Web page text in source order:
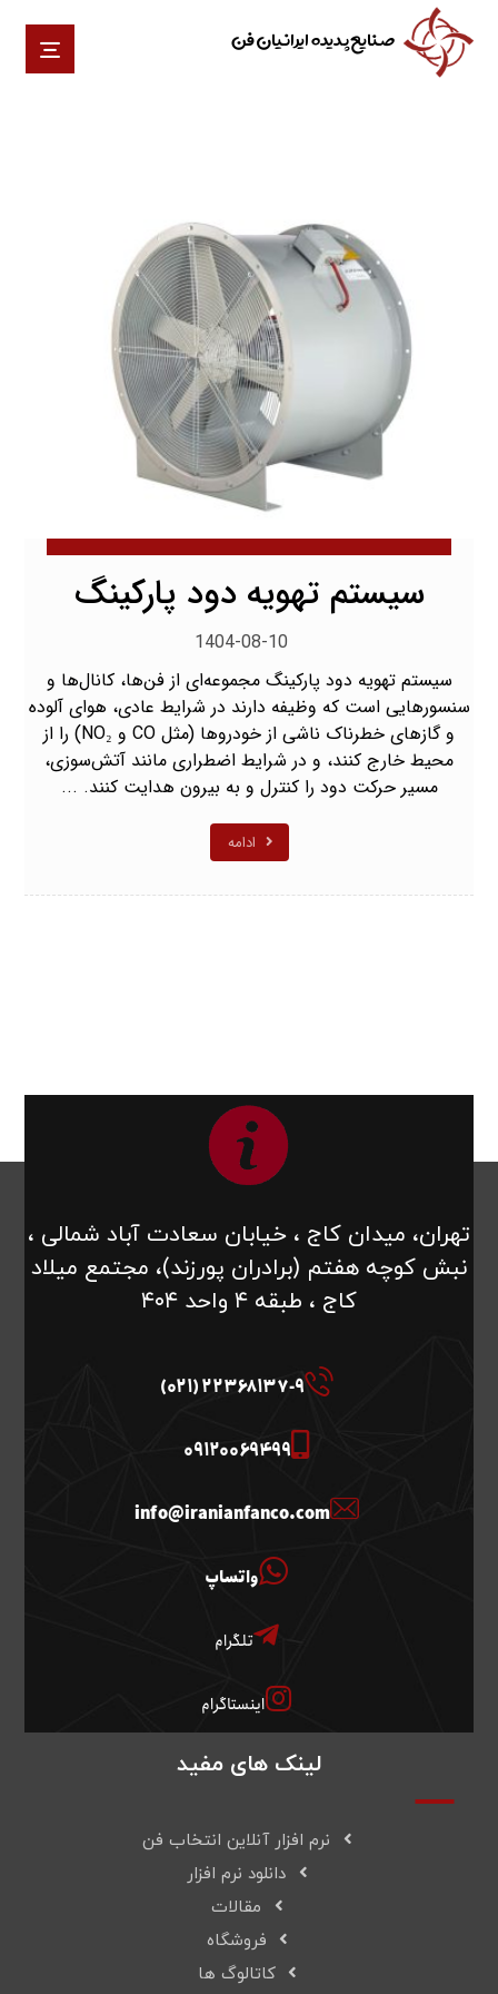
صنایع پدیده ایرانیان فن
سیستم تهویه دود پارکینگ
1404-08-10
سیستم تهویه دود پارکینگ مجموعه‌ای از فن‌ها، کانال‌ها و
سنسورهایی است که وظیفه دارند در شرایط عادی، هوای آلوده
و گازهای خطرناک ناشی از خودروها (مثل CO و NO₂) را از
محیط خارج کنند، و در شرایط اضطراری مانند آتش‌سوزی،
مسیر حرکت دود را کنترل و به بیرون هدایت کنند. ...
ادامه
تهران، میدان کاج ، خیابان سعادت آباد شمالی ،
نبش کوچه هفتم (برادران پورزند)، مجتمع میلاد
کاج ، طبقه ۴ واحد ۴۰۴
22368137-9 (021)
09120069499
info@iranianfanco.com
واتساپ
تلگرام
اینستاگرام
لینک های مفید
نرم افزار آنلاین انتخاب فن
دانلود نرم افزار
مقالات
فروشگاه
کاتالوگ ها